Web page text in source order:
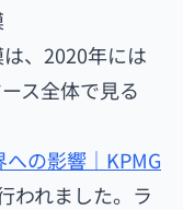
、2020年には
ス全体で見る
の影響｜KPMG
われました。ラ